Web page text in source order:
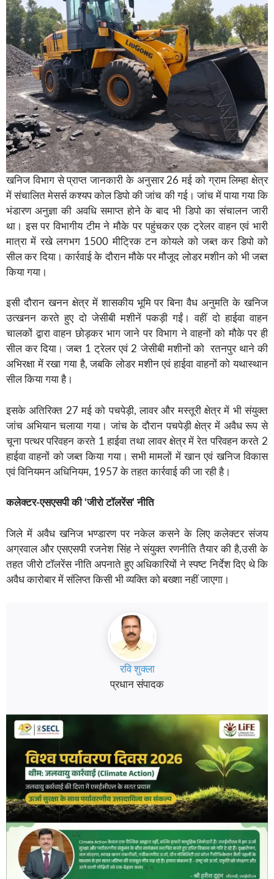
खनिज विभाग से प्राप्त जानकारी के अनुसार 26 मई को ग्राम लिम्हा क्षेत्र
में संचालित मेसर्स कश्यप कोल डिपो की जांच की गई। जांच में पाया गया कि
भंडारण अनुज्ञा की अवधि समाप्त होने के बाद भी डिपो का संचालन जारी
था। इस पर विभागीय टीम ने मौके पर पहुंचकर एक ट्रेलर वाहन एवं भारी
मात्रा में रखे लगभग 1500 मीट्रिक टन कोयले को जब्त कर डिपो को
सील कर दिया। कार्रवाई के दौरान मौके पर मौजूद लोडर मशीन को भी जब्त
किया गया।
इसी दौरान खनन क्षेत्र में शासकीय भूमि पर बिना वैध अनुमति के खनिज
उत्खनन करते हुए दो जेसीबी मशीनें पकड़ी गईं। वहीं दो हाईवा वाहन
चालकों द्वारा वाहन छोड़कर भाग जाने पर विभाग ने वाहनों को मौके पर ही
सील कर दिया। जब्त 1 ट्रेलर एवं 2 जेसीबी मशीनों को रतनपुर थाने की
अभिरक्षा में रखा गया है, जबकि लोडर मशीन एवं हाईवा वाहनों को यथास्थान
सील किया गया है।
इसके अतिरिक्त 27 मई को पचपेड़ी, लावर और मस्तूरी क्षेत्र में भी संयुक्त
जांच अभियान चलाया गया। जांच के दौरान पचपेड़ी क्षेत्र में अवैध रूप से
चूना पत्थर परिवहन करते 1 हाईवा तथा लावर क्षेत्र में रेत परिवहन करते 2
हाईवा वाहनों को जब्त किया गया। सभी मामलों में खान एवं खनिज विकास
एवं विनियमन अधिनियम, 1957 के तहत कार्रवाई की जा रही है।
कलेक्टर-एसएसपी की ‘जीरो टॉलरेंस’ नीति
जिले में अवैध खनिज भण्डारण पर नकेल कसने के लिए कलेक्टर संजय
अग्रवाल और एसएसपी रजनेश सिंह ने संयुक्त रणनीति तैयार की है,उसी के
तहत जीरो टॉलरेंस नीति अपनाते हुए अधिकारियों ने स्पष्ट निर्देश दिए थे कि
अवैध कारोबार में संलिप्त किसी भी व्यक्ति को बख्शा नहीं जाएगा।
रवि शुक्ला
प्रधान संपादक